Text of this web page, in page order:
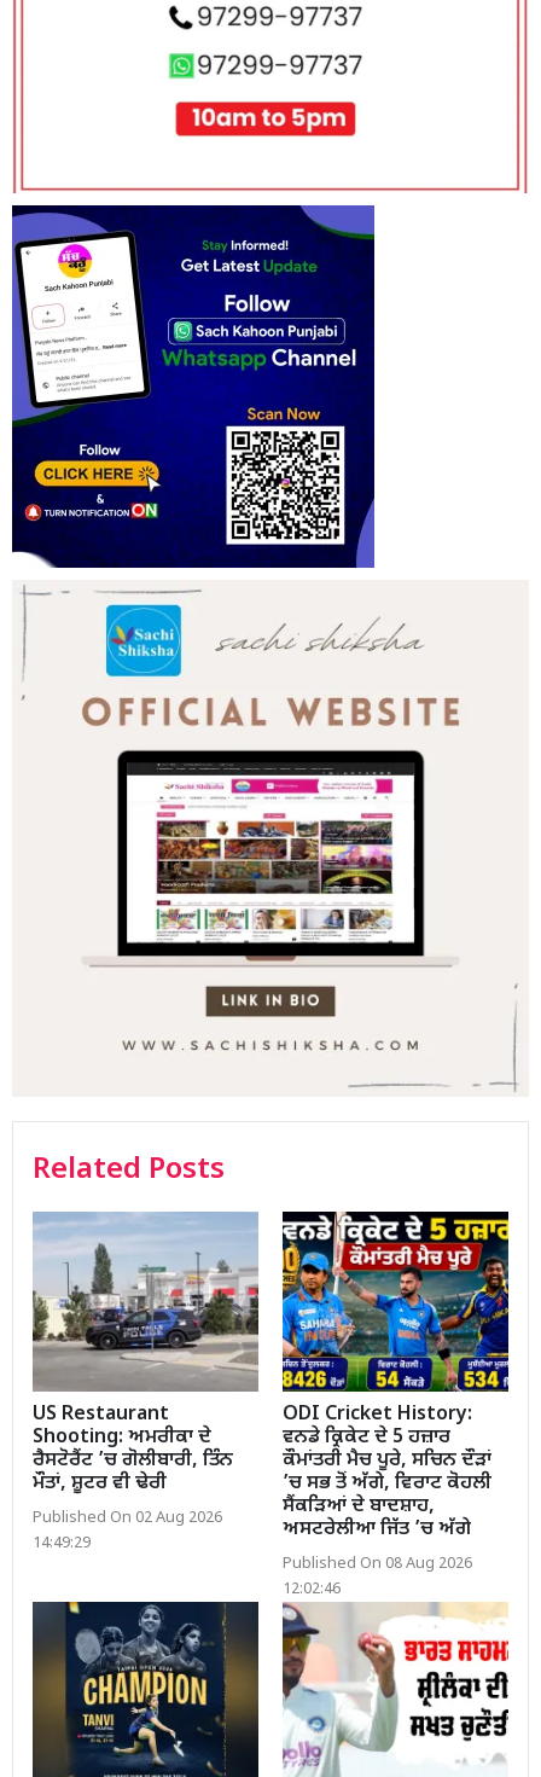
Related Posts
US Restaurant
Shooting: ਅਮਰੀਕਾ ਦੇ
ਰੈਸਟੋਰੈਂਟ ’ਚ ਗੋਲੀਬਾਰੀ, ਤਿੰਨ
ਮੌਤਾਂ, ਸ਼ੂਟਰ ਵੀ ਢੇਰੀ
Published On 02 Aug 2026
14:49:29
ODI Cricket History:
ਵਨਡੇ ਕ੍ਰਿਕੇਟ ਦੇ 5 ਹਜ਼ਾਰ
ਕੌਮਾਂਤਰੀ ਮੈਚ ਪੂਰੇ, ਸਚਿਨ ਦੌੜਾਂ
’ਚ ਸਭ ਤੋਂ ਅੱਗੇ, ਵਿਰਾਟ ਕੋਹਲੀ
ਸੈਂਕੜਿਆਂ ਦੇ ਬਾਦਸ਼ਾਹ,
ਅਸਟਰੇਲੀਆ ਜਿੱਤ ’ਚ ਅੱਗੇ
Published On 08 Aug 2026
12:02:46